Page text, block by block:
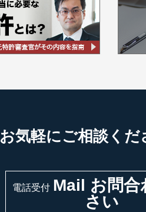
お気軽にご相談くだ
電話受付 Mail お問合
さい